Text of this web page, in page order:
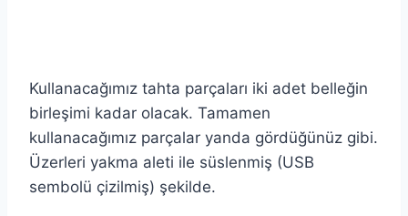
Kullanacağımız tahta parçaları iki adet belleğin
birleşimi kadar olacak. Tamamen
kullanacağımız parçalar yanda gördüğünüz gibi.
Üzerleri yakma aleti ile süslenmiş (USB
sembolü çizilmiş) şekilde.